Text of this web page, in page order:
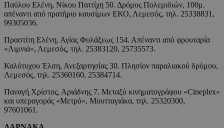
Παύλου Ελένη, Νίκου Παττίχη 50. Δρόμος Πολεμιδιών, 100μ.
απέναντι από πρατήριο καυσίμων ΕΚΟ, Λεμεσός, τηλ. 25338831,
99305036.
Πραστίτη Ελένη, Αγίας Φυλάξεως 154. Απέναντι από φρουταρία
«Λιμνιά», Λεμεσός, τηλ. 25383120, 25735573.
Καλότυχου Έλση, Ανεξαρτησίας 30. Πλησίον παραλιακού δρόμου,
Λεμεσός, τηλ. 25360160, 25384714.
Παναγή Χρίστος, Αριάδνης 7. Μεταξύ κινηματογράφου «Cineplex»
και υπεραγοράς «Μετρό», Μουτταγιάκα, τηλ. 25320300,
97601061.